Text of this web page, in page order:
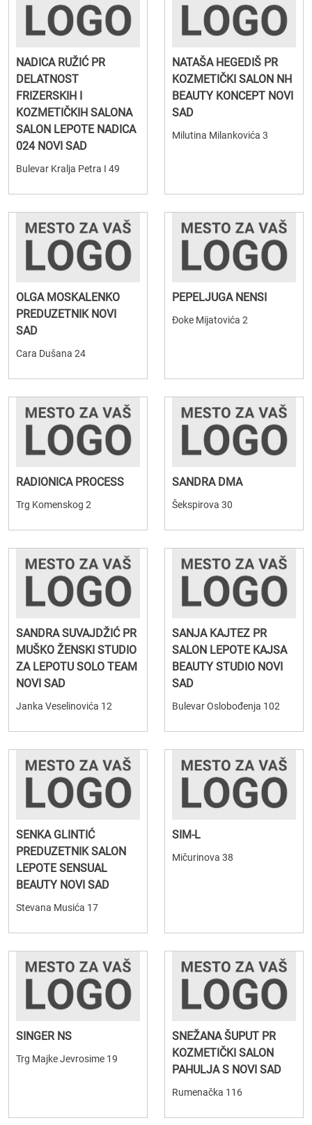
NADICA RUŽIĆ PR
DELATNOST
FRIZERSKIH I
KOZMETIČKIH SALONA
SALON LEPOTE NADICA
024 NOVI SAD
Bulevar Kralja Petra I 49
NATAŠA HEGEDIŠ PR
KOZMETIČKI SALON NH
BEAUTY KONCEPT NOVI
SAD
Milutina Milankovića 3
OLGA MOSKALENKO
PREDUZETNIK NOVI
SAD
Cara Dušana 24
PEPELJUGA NENSI
Đoke Mijatovića 2
RADIONICA PROCESS
Trg Komenskog 2
SANDRA DMA
Šekspirova 30
SANDRA SUVAJDŽIĆ PR
MUŠKO ŽENSKI STUDIO
ZA LEPOTU SOLO TEAM
NOVI SAD
Janka Veselinovića 12
SANJA KAJTEZ PR
SALON LEPOTE KAJSA
BEAUTY STUDIO NOVI
SAD
Bulevar Oslobođenja 102
SENKA GLINTIĆ
PREDUZETNIK SALON
LEPOTE SENSUAL
BEAUTY NOVI SAD
Stevana Musića 17
SIM-L
Mičurinova 38
SINGER NS
Trg Majke Jevrosime 19
SNEŽANA ŠUPUT PR
KOZMETIČKI SALON
PAHULJA S NOVI SAD
Rumenačka 116